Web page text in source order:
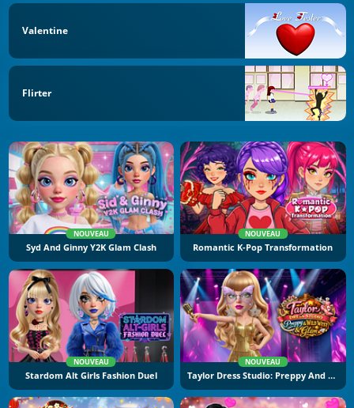
Valentine
Flirter
NOUVEAU
Syd And Ginny Y2K Glam Clash
NOUVEAU
Romantic K-Pop Transformation
NOUVEAU
Stardom Alt Girls Fashion Duel
NOUVEAU
Taylor Dress Studio: Preppy And Wild West Glam